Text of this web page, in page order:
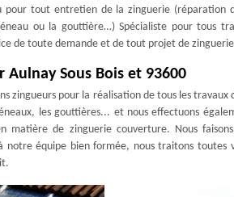
pour tout entretien de la zinguerie (réparation
ou la gouttière…) Spécialiste pour tous
de toute demande et de tout projet de
Sous Bois et 93600
zingueurs pour la réalisation de tous les travaux
les gouttières... et nous effectuons
matière de zinguerie couverture. Nous
équipe bien formée, nous traitons toutes